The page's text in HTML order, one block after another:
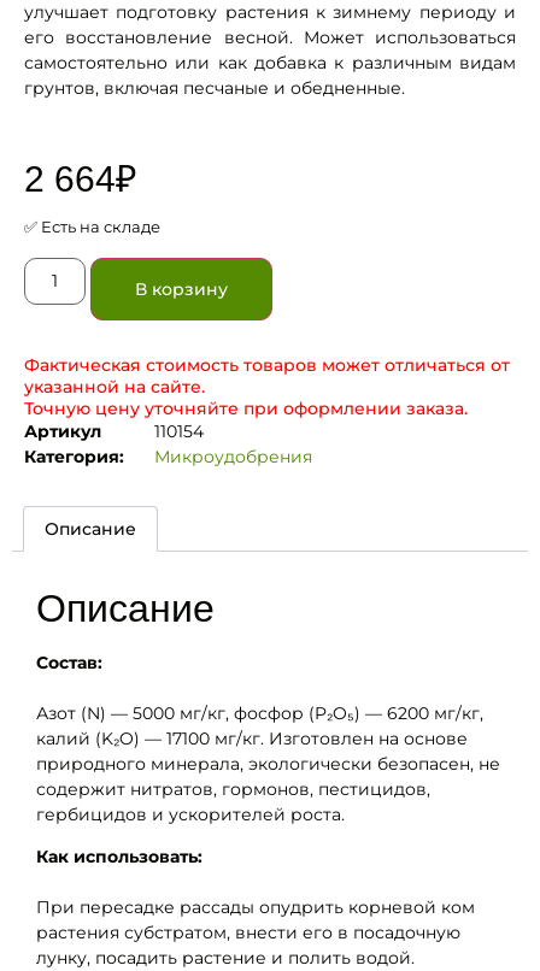
улучшает подготовку растения к зимнему периоду и
его восстановление весной. Может использоваться
самостоятельно или как добавка к различным видам
грунтов, включая песчаные и обедненные.
2 664₽
✅ Есть на складе
В корзину
Фактическая стоимость товаров может отличаться от
указанной на сайте.
Точную цену уточняйте при оформлении заказа.
Артикул
110154
Категория:
Микроудобрения
Описание
Описание
Состав:
Азот (N) — 5000 мг/кг, фосфор (P₂O₅) — 6200 мг/кг,
калий (K₂O) — 17100 мг/кг. Изготовлен на основе
природного минерала, экологически безопасен, не
содержит нитратов, гормонов, пестицидов,
гербицидов и ускорителей роста.
Как использовать:
При пересадке рассады опудрить корневой ком
растения субстратом, внести его в посадочную
лунку, посадить растение и полить водой.